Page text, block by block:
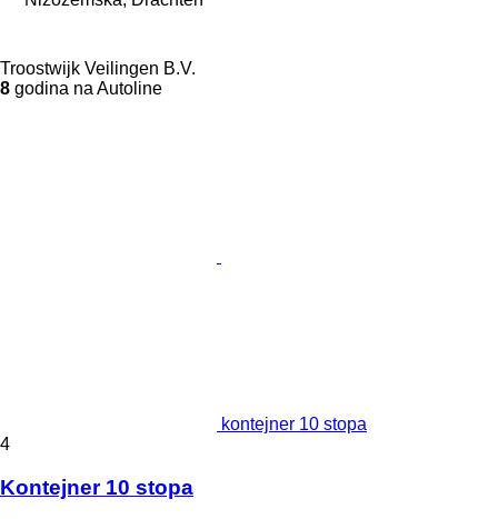
Troostwijk Veilingen B.V.
8 godina na Autoline
kontejner 10 stopa
4
Kontejner 10 stopa